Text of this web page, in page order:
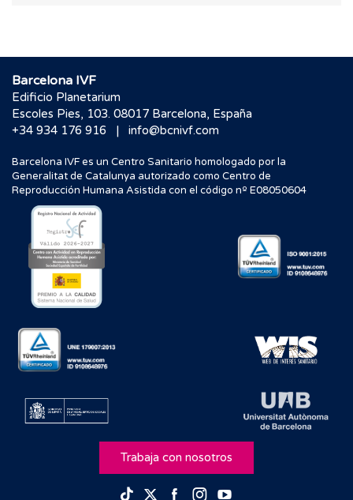
Barcelona IVF
Edificio Planetarium
Escoles Pies, 103. 08017 Barcelona, España
+34 934 176 916
| info@bcnivf.com
Barcelona IVF es un Centro Sanitario homologado por la
Generalitat de Catalunya autorizado como Centro de
Reproducción Humana Asistida con el código nº E08050604
Trabaja con nosotros
TikTokTwitterFacebook
Instagram